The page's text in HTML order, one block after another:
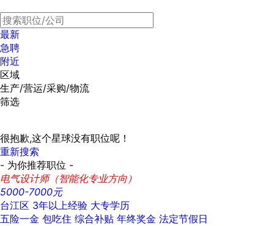
最新
急聘
附近
区域
生产/营运/采购/物流
筛选
很抱歉,这个星球没有职位呢！
重新搜索
- 为你推荐职位 -
电气设计师（智能化专业方向）
5000-7000元
台江区 3年以上经验 大专学历
五险一金 包吃住 综合补贴 年终奖金 法定节假日